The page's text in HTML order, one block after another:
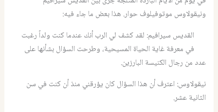
ونيقولاوس موتوفيلوف حوار. هذا بعض ما جاء فيه:
القديس سيرافيم: لقد كشف لي الرب أنك عندما كنت ولداً رغبت
في معرفة غاية الحياة المسيحية، وطرحت السؤال بشأنها على
عدد من رجال الكنيسة البارزين.
نيقولاوس: اعترف أن هذا السؤال كان يؤرقني منذ أن كنت في سن
الثانية عشر.